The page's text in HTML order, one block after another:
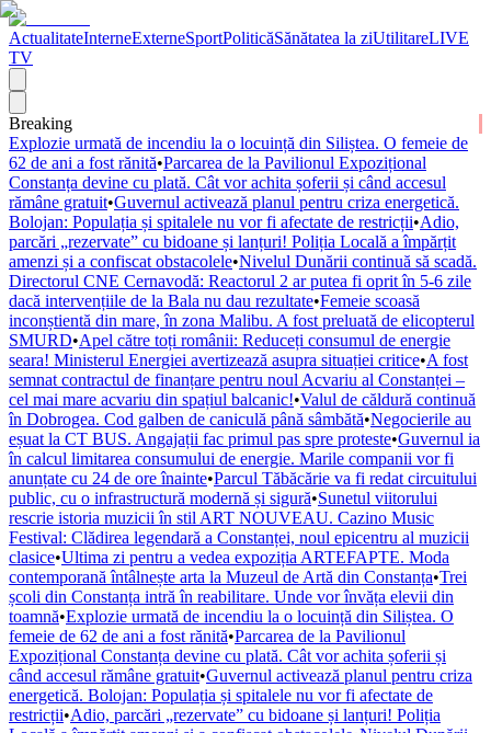
ActualitateInterneExterneSportPoliticăSănătatea la ziUtilitareLIVE
TV
Breaking
Explozie urmată de incendiu la o locuință din Siliștea. O femeie de
62 de ani a fost rănită•Parcarea de la Pavilionul Expozițional
Constanța devine cu plată. Cât vor achita șoferii și când accesul
rămâne gratuit•Guvernul activează planul pentru criza energetică.
Bolojan: Populația și spitalele nu vor fi afectate de restricții•Adio,
parcări „rezervate” cu bidoane și lanțuri! Poliția Locală a împărțit
amenzi și a confiscat obstacolele•Nivelul Dunării continuă să scadă.
Directorul CNE Cernavodă: Reactorul 2 ar putea fi oprit în 5-6 zile
dacă intervențiile de la Bala nu dau rezultate•Femeie scoasă
inconștientă din mare, în zona Malibu. A fost preluată de elicopterul
SMURD•Apel către toți românii: Reduceți consumul de energie
seara! Ministerul Energiei avertizează asupra situației critice•A fost
semnat contractul de finanțare pentru noul Acvariu al Constanței –
cel mai mare acvariu din spațiul balcanic!•Valul de căldură continuă
în Dobrogea. Cod galben de caniculă până sâmbătă•Negocierile au
eșuat la CT BUS. Angajații fac primul pas spre proteste•Guvernul ia
în calcul limitarea consumului de energie. Marile companii vor fi
anunțate cu 24 de ore înainte•Parcul Tăbăcărie va fi redat circuitului
public, cu o infrastructură modernă și sigură•Sunetul viitorului
rescrie istoria muzicii în stil ART NOUVEAU. Cazino Music
Festival: Clădirea legendară a Constanței, noul epicentru al muzicii
clasice•Ultima zi pentru a vedea expoziția ARTEFAPTE. Moda
contemporană întâlnește arta la Muzeul de Artă din Constanța•Trei
școli din Constanța intră în reabilitare. Unde vor învăța elevii din
toamnă•Explozie urmată de incendiu la o locuință din Siliștea. O
femeie de 62 de ani a fost rănită•Parcarea de la Pavilionul
Expozițional Constanța devine cu plată. Cât vor achita șoferii și
când accesul rămâne gratuit•Guvernul activează planul pentru criza
energetică. Bolojan: Populația și spitalele nu vor fi afectate de
restricții•Adio, parcări „rezervate” cu bidoane și lanțuri! Poliția